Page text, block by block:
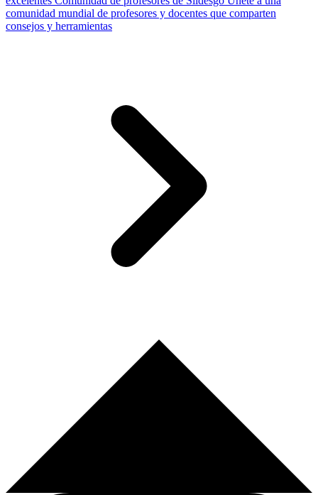
comunidad mundial de profesores y docentes que comparten
consejos y herramientas